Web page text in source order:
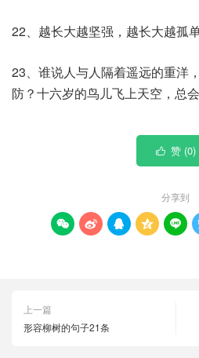
22、越长大越坚强，越长大越孤
23、谁说人与人隔着遥远的重洋
防？十六岁的鸟儿飞上天空，总
 赞 (0)
分享到
    
上一篇
形容柳树的句子21条